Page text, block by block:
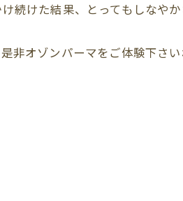
続けた結果、とってもしなや
非オゾンパーマをご体験下さい